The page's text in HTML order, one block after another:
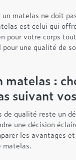
un matelas ne doit
est celui qui
pour votre corps
une qualité de
matelas :
suivant
de qualité reste un
une décision
les avantages
matelas.